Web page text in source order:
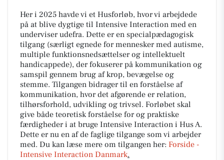
Her i 2025 havde vi et Husforløb, hvor vi arbejdede
på at blive dygtige til Intensive Interaction med en
underviser udefra. Dette er en specialpædagogisk
tilgang (særligt egnede for mennesker med autisme,
multiple funktionsnedsættelser og intellektuelt
handicappede), der fokuserer på kommunikation og
samspil gennem brug af krop, bevægelse og
stemme. Tilgangen bidrager til en forståelse af
kommunikation, hvor det afgørende er relation,
tilhørsforhold, udvikling og trivsel. Forløbet skal
give både teoretisk forståelse for og praktiske
færdigheder i at bruge Intensive Interaction i Hus A.
Dette er nu en af de faglige tilgange som vi arbejder
med. Du kan læse mere om tilgangen her: Forside -
Intensive Interaction Danmark.